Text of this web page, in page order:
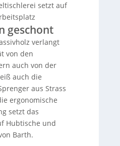
werden müssen,
einen hydraulisch
Hubtisch
auskommt und in
eingesetzt wird.
(MultiPress)
dafür, dass
als auch
können –
zur
lobt neben
Beratung, Website
und
setzt auf
geschont
verlangt
von den
auch von der
auch die
aus Strass
ergonomische
setzt das
Hubtische und
Barth.